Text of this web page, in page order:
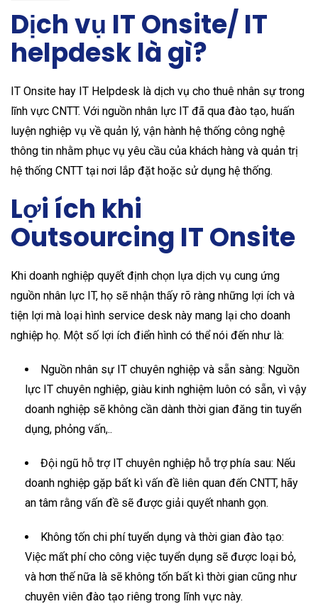
Dịch vụ IT Onsite/ IT
helpdesk là gì?
IT Onsite hay IT Helpdesk là dịch vụ cho thuê nhân sự trong
lĩnh vực CNTT. Với nguồn nhân lực IT đã qua đào tạo, huấn
luyện nghiệp vụ về quản lý, vận hành hệ thống công nghệ
thông tin nhằm phục vụ yêu cầu của khách hàng và quản trị
hệ thống CNTT tại nơi lắp đặt hoặc sử dụng hệ thống.
Lợi ích khi
Outsourcing IT Onsite
Khi doanh nghiệp quyết định chọn lựa dịch vụ cung ứng
nguồn nhân lực IT, họ sẽ nhận thấy rõ ràng những lợi ích và
tiện lợi mà loại hình service desk này mang lại cho doanh
nghiệp họ. Một số lợi ích điển hình có thể nói đến như là:
Nguồn nhân sự IT chuyên nghiệp và sẵn sàng: Nguồn
lực IT chuyên nghiệp, giàu kinh nghiệm luôn có sẵn, vì vậy
doanh nghiệp sẽ không cần dành thời gian đăng tin tuyển
dụng, phỏng vấn,..
Đội ngũ hỗ trợ IT chuyên nghiệp hỗ trợ phía sau: Nếu
doanh nghiệp gặp bất kì vấn đề liên quan đến CNTT, hãy
an tâm rằng vấn đề sẽ được giải quyết nhanh gọn.
Không tốn chi phí tuyển dụng và thời gian đào tạo:
Việc mất phí cho công việc tuyển dụng sẽ được loại bỏ,
và hơn thế nữa là sẽ không tốn bất kì thời gian cũng như
chuyên viên đào tạo riêng trong lĩnh vực này.